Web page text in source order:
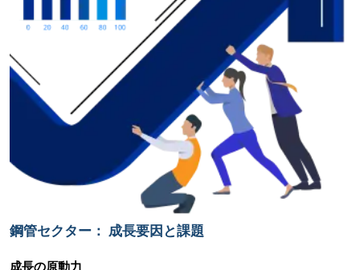
鋼管セクター： 成長要因と課題
成長の原動力